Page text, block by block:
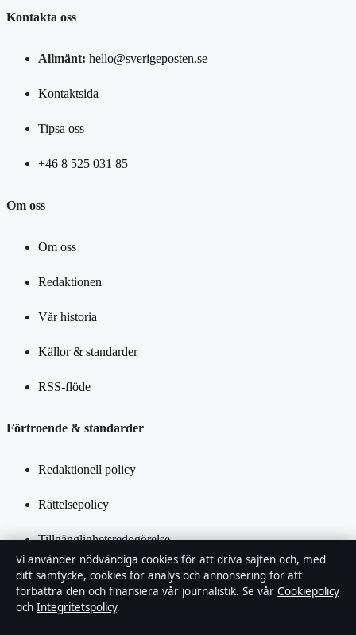
Kontakta oss
Allmänt: hello@sverigeposten.se
Kontaktsida
Tipsa oss
+46 8 525 031 85
Om oss
Om oss
Redaktionen
Vår historia
Källor & standarder
RSS-flöde
Förtroende & standarder
Redaktionell policy
Rättelsepolicy
Tillgänglighetsredogörelse
Integritetspolicy
Kändisar & integritet
Vi använder nödvändiga cookies för att driva sajten och, med
ditt samtycke, cookies för analys och annonsering för att
förbättra den och finansiera vår journalistik. Se vår Cookiepolicy
och Integritetspolicy.